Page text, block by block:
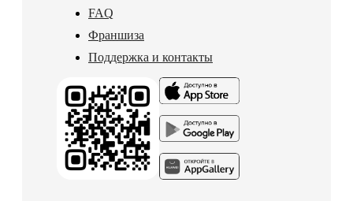
FAQ
Франшиза
Поддержка и контакты